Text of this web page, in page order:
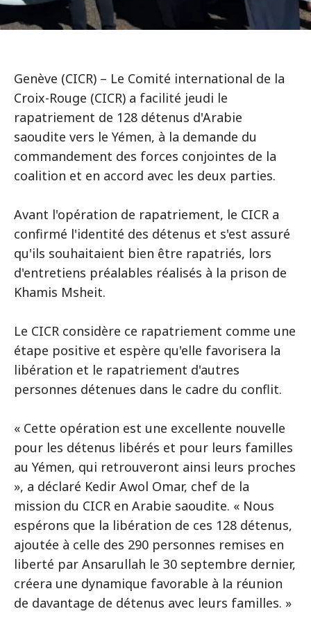
Genève (CICR) – Le Comité international de la
Croix-Rouge (CICR) a facilité jeudi le
rapatriement de 128 détenus d'Arabie
saoudite vers le Yémen, à la demande du
commandement des forces conjointes de la
coalition et en accord avec les deux parties.
Avant l'opération de rapatriement, le CICR a
confirmé l'identité des détenus et s'est assuré
qu'ils souhaitaient bien être rapatriés, lors
d'entretiens préalables réalisés à la prison de
Khamis Msheit.
Le CICR considère ce rapatriement comme une
étape positive et espère qu'elle favorisera la
libération et le rapatriement d'autres
personnes détenues dans le cadre du conflit.
« Cette opération est une excellente nouvelle
pour les détenus libérés et pour leurs familles
au Yémen, qui retrouveront ainsi leurs proches
», a déclaré Kedir Awol Omar, chef de la
mission du CICR en Arabie saoudite. « Nous
espérons que la libération de ces 128 détenus,
ajoutée à celle des 290 personnes remises en
liberté par Ansarullah le 30 septembre dernier,
créera une dynamique favorable à la réunion
de davantage de détenus avec leurs familles. »